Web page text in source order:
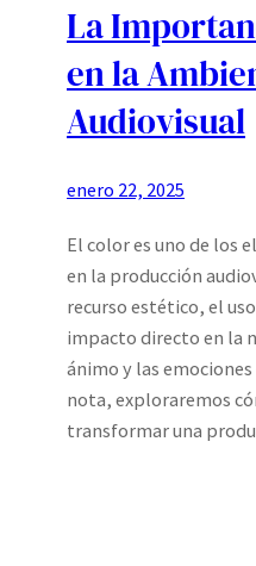
La
en la
Audiovisual
enero 22, 2025
El color es uno de los
en la producción
recurso estético, el
impacto directo en la
ánimo y las
nota, exploraremos
transformar una